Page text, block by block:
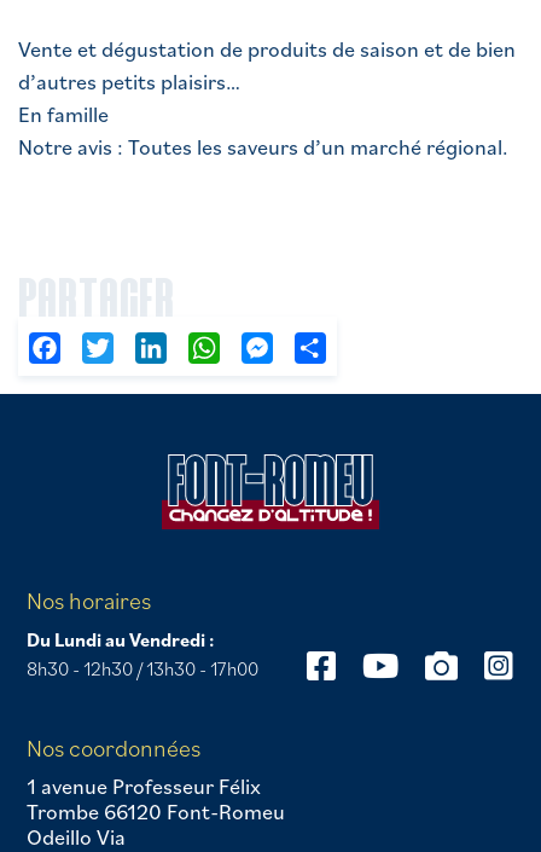
Vente et dégustation de produits de saison et de bien
d’autres petits plaisirs…
En famille
Notre avis : Toutes les saveurs d’un marché régional.
PARTAGER
FacebookTwitter LinkedIn WhatsAppMessenger
Nos horaires
Du Lundi au Vendredi :
8h30 - 12h30 / 13h30 - 17h00
Nos coordonnées
1 avenue Professeur Félix
Trombe 66120 Font-Romeu
Odeillo Via